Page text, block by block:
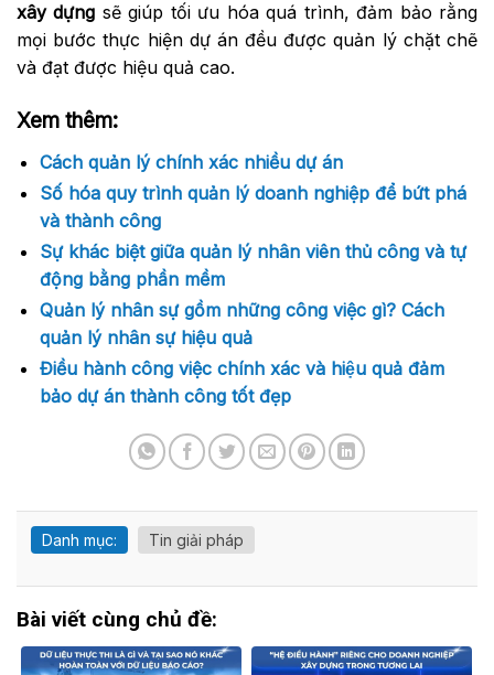
xây dựng sẽ giúp tối ưu hóa quá trình, đảm bảo rằng
mọi bước thực hiện dự án đều được quản lý chặt chẽ
và đạt được hiệu quả cao.
Xem thêm:
Cách quản lý chính xác nhiều dự án
Số hóa quy trình quản lý doanh nghiệp để bứt phá
và thành công
Sự khác biệt giữa quản lý nhân viên thủ công và tự
động bằng phần mềm
Quản lý nhân sự gồm những công việc gì? Cách
quản lý nhân sự hiệu quả
Điều hành công việc chính xác và hiệu quả đảm
bảo dự án thành công tốt đẹp
Danh mục: Tin giải pháp
Bài viết cùng chủ đề: